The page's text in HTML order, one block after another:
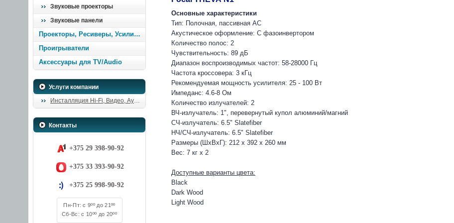
Звуковые проекторы
Звуковые панели
Проекторы, Ресиверы, Усилители
Проигрыватели
Аксессуары для TV/Audio
Услуги компании
Инсталляция Hi-Fi, Видео, Аудио
Контакты
+375 29 398-90-92
+375 33 393-90-92
+375 25 998-90-92
Пн-Пт: с 9ºº до 21ºº
Сб-Вс: с 10ºº до 20ºº
Основные характеристики
Тип: Полочная, пассивная АС
Акустическое оформление: С фазоинвертором
Количество полос: 2
Чувствительность: 89 дБ
Диапазон воспроизводимых частот: 58-28000 Гц
Частота кроссовера: 3 кГц
Рекомендуемая мощность усилителя: 25 - 100 Вт
Импеданс: 4.6-8 Ом
Количество излучателей: 2
ВЧ-излучатель: 1", перевернутый купол алюминий/магний
СЧ-излучатель: 6.5" Slatefiber
НЧ/СЧ-излучатель: 6.5" Slatefiber
Размеры (ШхВхГ): 212 х 392 х 260 мм
Вес: 7 кг х 2
Доступные варианты цвета:
Black
Dark Wood
Light Wood